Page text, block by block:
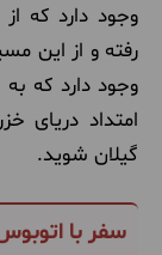
وجود دارد که
رفته و از این
وجود دارد که به
امتداد دریای
گیلان شوید.
سفر با